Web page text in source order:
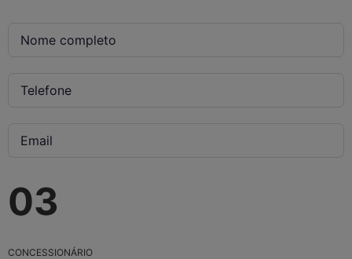
03
CONCESSIONÁRIO